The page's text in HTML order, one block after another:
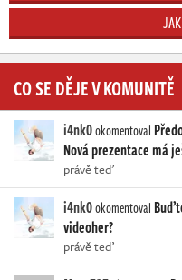
CO SE DĚJE V KOMUNITĚ
i4nk0okomentoval
Nová prezentace má
právě teď
i4nk0okomentoval
videoher?
právě teď